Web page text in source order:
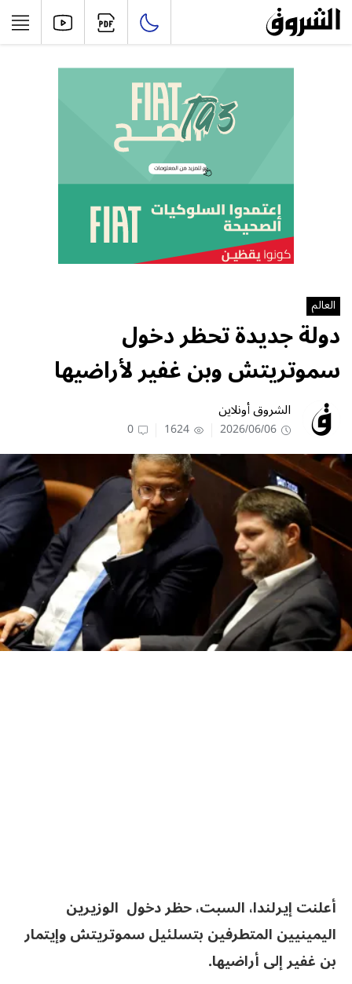
العالم
دولة جديدة تحظر دخول
سموتريتش وبن غفير لأراضيها
الشروق أونلاين
2026/06/06
1624
0
أعلنت إيرلندا، السبت، حظر دخول الوزيرين
اليمينيين المتطرفين بتسلئيل سموتريتش وإيتمار
بن غفير إلى أراضيها.